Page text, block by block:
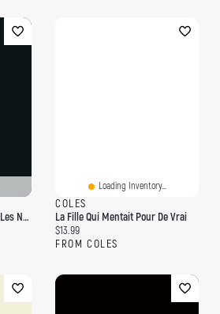
MAC OS X Lion Poche Pour Les Nuls
Loading Inventory...
COLES
La Fille Qui Mentait Pour De Vrai
Current price:
$13.99
FROM COLES